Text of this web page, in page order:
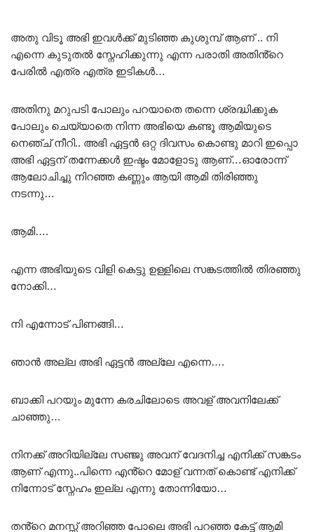
അതു വിടൂ അഭി ഇവൾക്ക് മുടിഞ്ഞ കുശുമ്പ് ആണ് .. നി
എന്നെ കുടുതൽ സ്നേഹിക്കുന്നു എന്ന പരാതി അതിൻ്റെ
പേരിൽ എത്ര എത്ര ഇടികൾ…
അതിനു മറുപടി പോലും പറയാതെ തന്നെ ശ്രദ്ധിക്കുക
പോലും ചെയ്യാതെ നിന്ന അഭിയെ കണ്ടൂ ആമിയുടെ
നെഞ്ച് നീറി.. അഭി ഏട്ടൻ ഒറ്റ ദിവസം കൊണ്ടു മാറി ഇപ്പൊ
അഭി ഏട്ടന് തന്നേക്കൾ ഇഷ്ടം മോളോടു ആണ്…ഓരോന്ന്
ആലോചിച്ചു നിറഞ്ഞ കണ്ണും ആയി ആമി തിരിഞ്ഞു
നടന്നു…
ആമി….
എന്ന അഭിയുടെ വിളി കെട്ടു ഉള്ളിലെ സങ്കടത്തിൽ തിരഞ്ഞു
നോക്കി…
നി എന്നോട് പിണങ്ങി…
ഞാൻ അല്ല അഭി ഏട്ടൻ അല്ലേ എന്നെ….
ബാക്കി പറയും മുന്നേ കരചിലോടെ അവള് അവനിലേക്ക്
ചാഞ്ഞു…
നിനക്ക് അറിയില്ലേ സഞ്ജു അവന് വേദനിച്ച എനിക്ക് സങ്കടം
ആണ് എന്നു..പിന്നെ എൻ്റെ മോള് വന്നത് കൊണ്ട് എനിക്ക്
നിന്നോട് സ്നേഹം ഇല്ല എന്നു തോന്നിയോ…
തൻ്റെ മനസ്സ് അറിഞ്ഞ പോലെ അഭി പറഞ്ഞ കേട്ട് ആമി